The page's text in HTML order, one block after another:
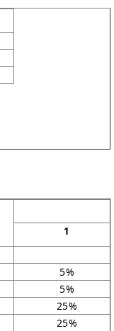
3 年
4 年
4 年
4 年
4 年
4 年
4 年
4 年
1
5%
5%
25%
25%